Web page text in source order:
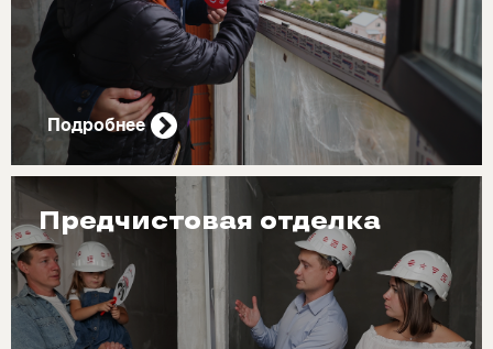
Подробнее
Предчистовая отделка